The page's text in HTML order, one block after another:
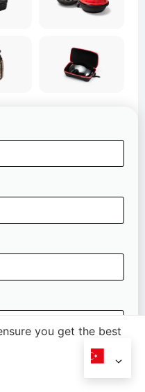
you get the best